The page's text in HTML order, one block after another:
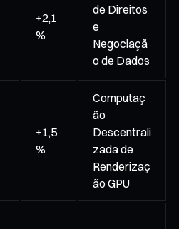
+2,1
%
de Direitos
e
Negociaçã
o de Dados
+1,5
%
Computaç
ão
Descentrali
zada de
Renderizaç
ão GPU